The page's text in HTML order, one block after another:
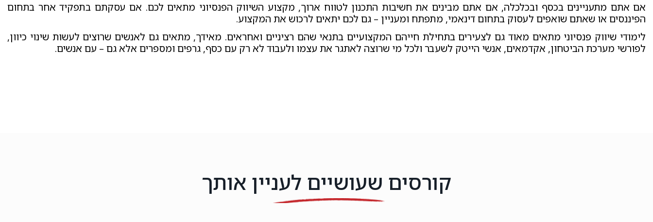
אם אתם מתעניינים בכסף ובכלכלה, אם אתם מבינים את חשיבות התכנון לטווח ארוך, מקצוע השיווק הפנסיוני מתאים לכם. אם עסקתם בתפקיד אחר בתחום
הפיננסים או שאתם שואפים לעסוק בתחום דינאמי, מתפתח ומעניין – גם לכם יתאים לרכוש את המקצוע.
לימודי שיווק פנסיוני מתאים מאוד גם לצעירים בתחילת חייהם המקצועיים בתנאי שהם רציניים ואחראים. מאידך, מתאים גם לאנשים שרוצים לעשות שינוי כיוון,
לפורשי מערכת הביטחון, אקדמאים, אנשי הייטק לשעבר ולכל מי שרוצה לאתגר את עצמו ולעבוד לא רק עם כסף, גרפים ומספרים אלא גם – עם אנשים.
קורסים שעושיים לעניין אותך